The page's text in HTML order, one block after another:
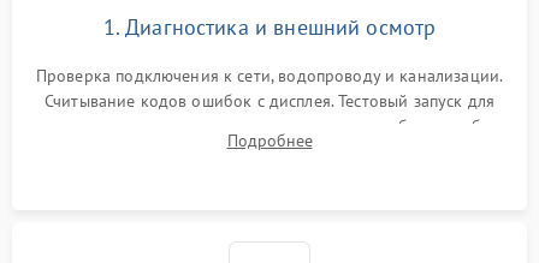
1. Диагностика и внешний осмотр
Проверка подключения к сети, водопроводу и канализации.
Считывание кодов ошибок с дисплея. Тестовый запуск для
выявления посторонних шумов, протечек или сбоев в работе
электронного модуля управления.
Подробнее